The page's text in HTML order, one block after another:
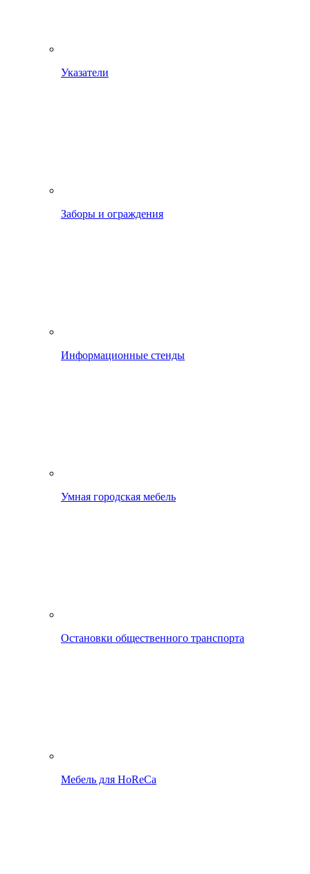
Указатели
Заборы и ограждения
Информационные стенды
Умная городская мебель
Остановки общественного транспорта
Мебель для HoReCa